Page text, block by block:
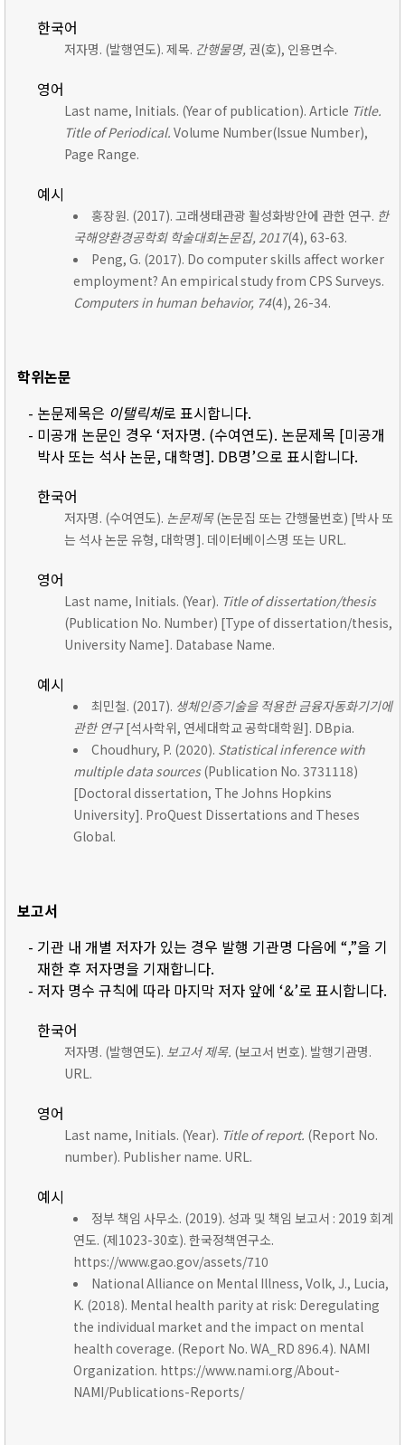
한국어
저자명. (발행연도). 제목. 간행물명, 권(호), 인용면수.
영어
Last name, Initials. (Year of publication). Article Title.
Title of Periodical. Volume Number(Issue Number),
Page Range.
예시
홍장원. (2017). 고래생태관광 활성화방안에 관한 연구. 한
국해양환경공학회 학술대회논문집, 2017(4), 63-63.
Peng, G. (2017). Do computer skills affect worker
employment? An empirical study from CPS Surveys.
Computers in human behavior, 74(4), 26-34.
학위논문
- 논문제목은 이탤릭체로 표시합니다.
- 미공개 논문인 경우 ‘저자명. (수여연도). 논문제목 [미공개
박사 또는 석사 논문, 대학명]. DB명’으로 표시합니다.
한국어
저자명. (수여연도). 논문제목(논문집 또는 간행물번호) [박사 또
는 석사 논문 유형, 대학명]. 데이터베이스명 또는 URL.
영어
Last name, Initials. (Year). Title of dissertation/thesis
(Publication No. Number) [Type of dissertation/thesis,
University Name]. Database Name.
예시
최민철. (2017). 생체인증기술을 적용한 금융자동화기기에
관한 연구[석사학위, 연세대학교 공학대학원]. DBpia.
Choudhury, P. (2020). Statistical inference with
multiple data sources(Publication No. 3731118)
[Doctoral dissertation, The Johns Hopkins
University]. ProQuest Dissertations and Theses
Global.
보고서
- 기관 내 개별 저자가 있는 경우 발행 기관명 다음에 “,”을 기
재한 후 저자명을 기재합니다.
- 저자 명수 규칙에 따라 마지막 저자 앞에 ‘&’로 표시합니다.
한국어
저자명. (발행연도). 보고서 제목. (보고서 번호). 발행기관명.
URL.
영어
Last name, Initials. (Year). Title of report. (Report No.
number). Publisher name. URL.
예시
정부 책임 사무소. (2019). 성과 및 책임 보고서 : 2019 회계
연도. (제1023-30호). 한국정책연구소.
https://www.gao.gov/assets/710
National Alliance on Mental Illness, Volk, J., Lucia,
K. (2018). Mental health parity at risk: Deregulating
the individual market and the impact on mental
health coverage. (Report No. WA_RD 896.4). NAMI
Organization. https://www.nami.org/About-
NAMI/Publications-Reports/